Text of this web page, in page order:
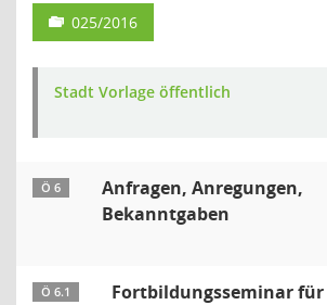
025/2016
Stadt Vorlage öffentlich
Ö 6
Anfragen, Anregungen,
Bekanntgaben
Ö 6.1
Fortbildungsseminar für